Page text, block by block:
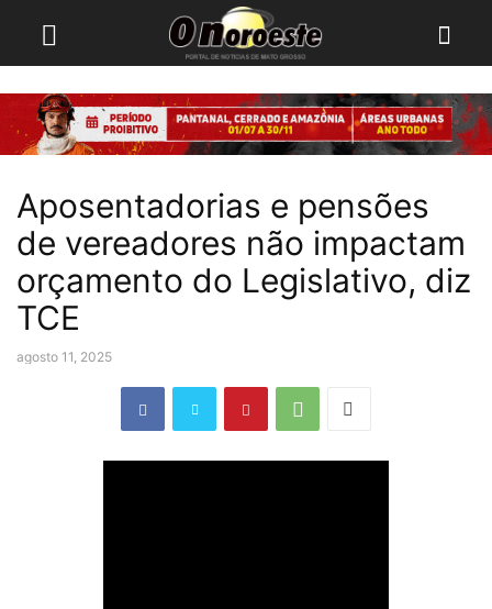
Aposentadorias e pensões
de vereadores não impactam
orçamento do Legislativo, diz
TCE
agosto 11, 2025